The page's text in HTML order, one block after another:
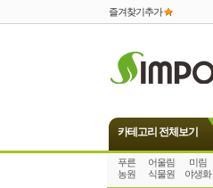
즐겨찾기추가
카테고리 전체보기
푸른
농원
어울림
식물원
미림
야생화